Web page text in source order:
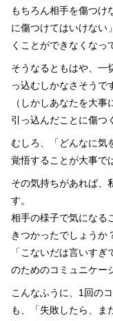
もちろん相手を傷つけ
に傷つけてはいけない
くことができなくなっ
そうなるともはや、一
っ込むしかなさそうで
（しかしあなたを大
引っ込んだことに傷つ
むしろ、「どんなに気
覚悟することが大事で
その気持ちがあれば、
す。
相手の様子で気になる
きつかったでしょうか
「こないだは言いす
のためのコミュニケー
こんなふうに、1回の
も、「失敗したら、ま